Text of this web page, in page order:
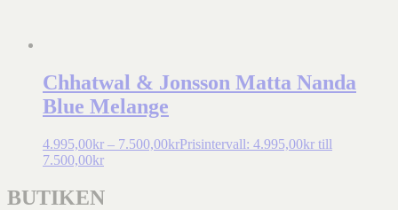
Chhatwal & Jonsson Matta Nanda
Blue Melange
4.995,00kr – 7.500,00krPrisintervall: 4.995,00kr till
7.500,00kr
BUTIKEN